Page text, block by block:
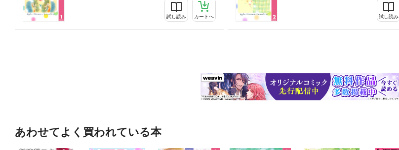
試し読み カートへ 試し読み
あわせてよく買われている本